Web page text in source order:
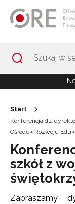
Start
Konferencja dla
Ośrodek Rozwoju
szkół z
Zapraszamy